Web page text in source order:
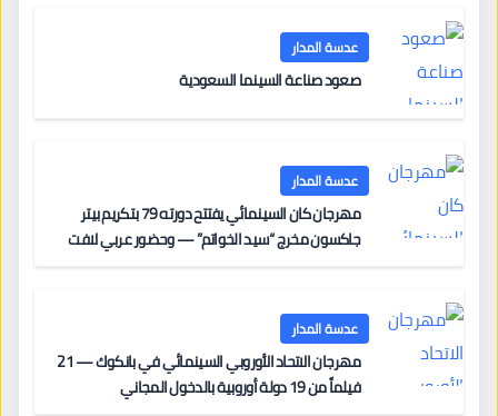
عدسة المدار
صعود صناعة السينما السعودية
عدسة المدار
مهرجان كان السينمائي يفتتح دورته 79 بتكريم بيتر
جاكسون مخرج “سيد الخواتم” — وحضور عربي لافت
عدسة المدار
مهرجان الاتحاد الأوروبي السينمائي في بانكوك — 21
فيلماً من 19 دولة أوروبية بالدخول المجاني